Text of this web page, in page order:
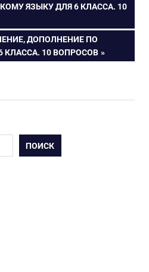
ЯЗЫКУ ДЛЯ 6 КЛАССА. 10
ДОПОЛНЕНИЕ ПО
КЛАССА. 10 ВОПРОСОВ
ПОИСК